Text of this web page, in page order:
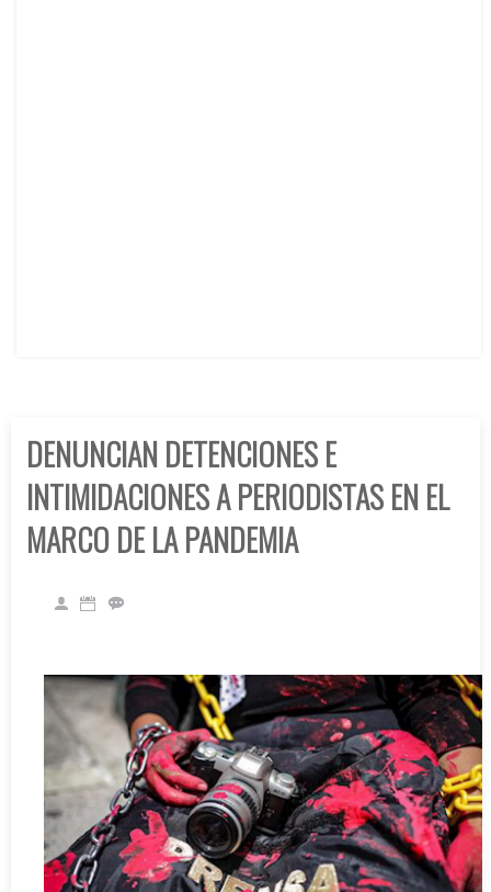
DENUNCIAN DETENCIONES E
INTIMIDACIONES A PERIODISTAS EN EL
MARCO DE LA PANDEMIA